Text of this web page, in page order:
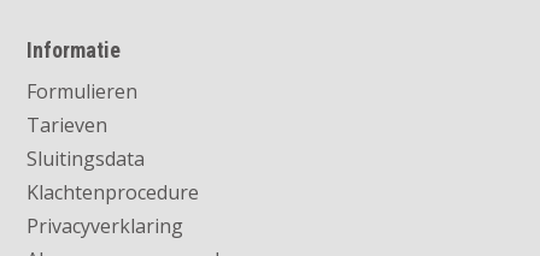
Informatie
Formulieren
Tarieven
Sluitingsdata
Klachtenprocedure
Privacyverklaring